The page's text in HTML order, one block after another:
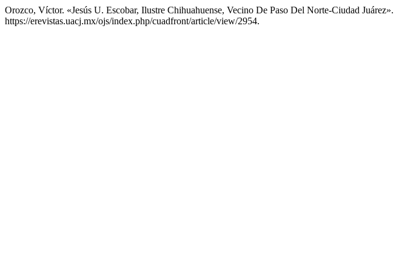
Orozco, Víctor. «Jesús U. Escobar, Ilustre Chihuahuense, Vecino De Paso Del Norte-Ciudad Juárez».
https://erevistas.uacj.mx/ojs/index.php/cuadfront/article/view/2954.